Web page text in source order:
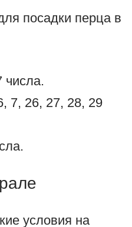
посадки перца в
числа.
7, 26, 27, 28, 29
условия на